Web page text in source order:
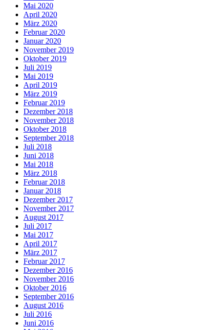
Mai 2020
April 2020
März 2020
Februar 2020
Januar 2020
November 2019
Oktober 2019
Juli 2019
Mai 2019
April 2019
März 2019
Februar 2019
Dezember 2018
November 2018
Oktober 2018
September 2018
Juli 2018
Juni 2018
Mai 2018
März 2018
Februar 2018
Januar 2018
Dezember 2017
November 2017
August 2017
Juli 2017
Mai 2017
April 2017
März 2017
Februar 2017
Dezember 2016
November 2016
Oktober 2016
September 2016
August 2016
Juli 2016
Juni 2016